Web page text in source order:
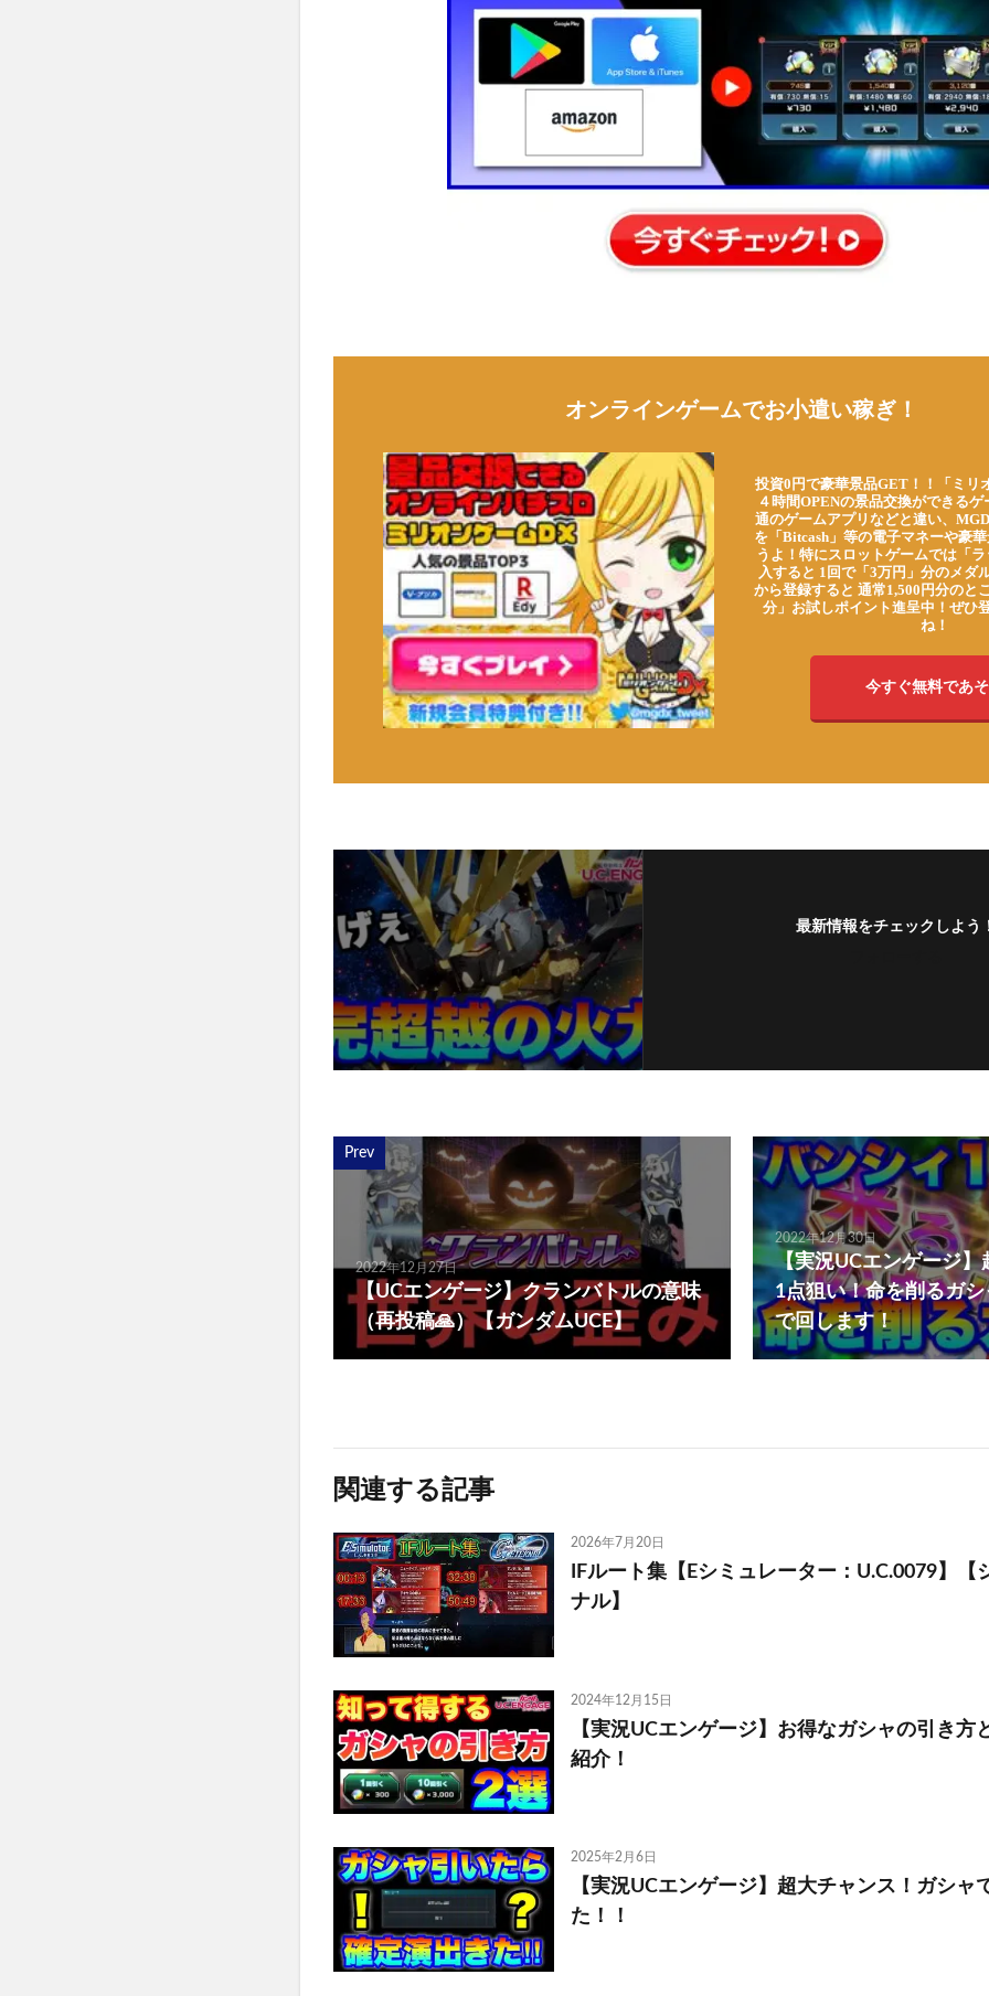
オンラインゲームでお小遣い稼ぎ！
投資0円で豪華景品GET！！「ミリ
４時間OPENの景品交換ができる
通のゲームアプリなどと違い、
を「Bitcash」等の電子マネーや豪
うよ！特にスロットゲームでは「
入すると 1回で「3万円」分のメダ
から登録すると 通常1,500円分のと
分」お試しポイント進呈中！ぜひ
ね！
今すぐ無料であ
最新情報をチェックしよう
Prev
2022年12月27日
【UCエンゲージ】クランバトルの意味
（再投稿🙏）【ガンダムUCE】
2022年12月30日
【実況UCエンゲージ】
1点狙い！命を削るガ
で回します！
関連する記事
2026年7月20日
IFルート集【Eシミュレーター：U.C.0079】【
ナル】
2024年12月15日
【実況UCエンゲージ】お得なガシャの引き方
紹介！
2025年2月6日
【実況UCエンゲージ】超大チャンス！ガシャ
た！！